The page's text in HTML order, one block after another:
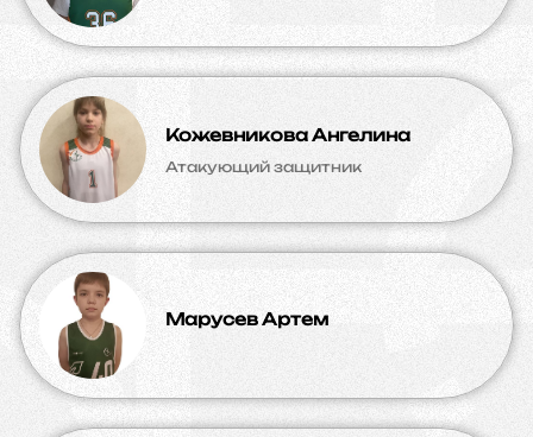
Кожевникова Ангелина
Атакующий защитник
Марусев Артем